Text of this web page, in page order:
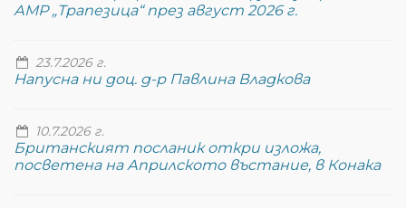
АМР „Трапезица“ през август 2026 г.
23.7.2026 г.
Напусна ни доц. д-р Павлина Владкова
10.7.2026 г.
Британският посланик откри изложа,
посветена на Априлското въстание, в Конака